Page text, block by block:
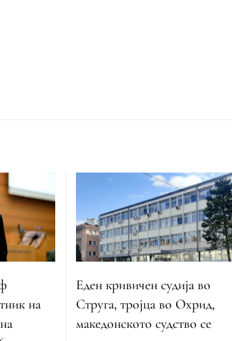
на
Еден кривичен судија во
Струга, тројца во Охрид,
македонското судство се